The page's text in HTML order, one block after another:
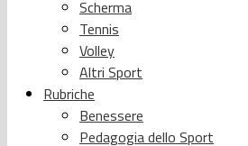
Scherma
Tennis
Volley
Altri Sport
Rubriche
Benessere
Pedagogia dello Sport